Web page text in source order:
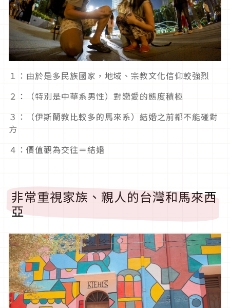
１：由於是多民族國家，地域、宗教文化信仰較強烈
２：（特別是中華系男性）對戀愛的態度積極
３：（伊斯蘭教比較多的馬來系）結婚之前都不能碰對
方
４：價值觀為交往＝結婚
非常重視家族、親人的台灣和馬來西
亞